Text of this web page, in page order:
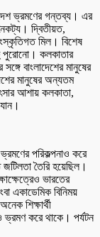
ভ্রমণের গন্তব্য। এর
দ্বিতীয়ত,
মিল। বিশেষ
পুরোনো। কলকাতার
বাংলাদেশের মানুষের
মানুষের অন্যতম
আশায় কলকাতা,
পরিকল্পনাও করে
তৈরি হয়েছিল।
ভারতের
একাডেমিক বিনিময়
শিক্ষার্থী
ভ্রমণ করে থাকে। পর্যটন